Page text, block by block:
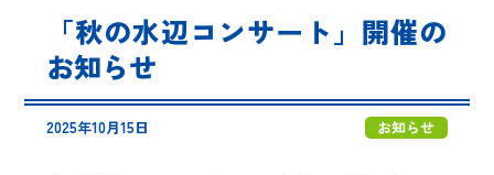
水のラーニングフィールド
お問い合わせ
「秋の水辺コンサート」開催の
お知らせ
2025年10月15日 お知らせ